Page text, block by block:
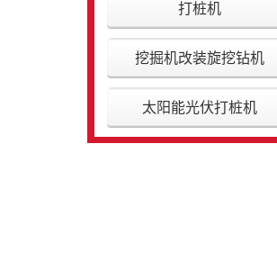
打桩机
挖掘机改装旋挖钻机
太阳能光伏打桩机